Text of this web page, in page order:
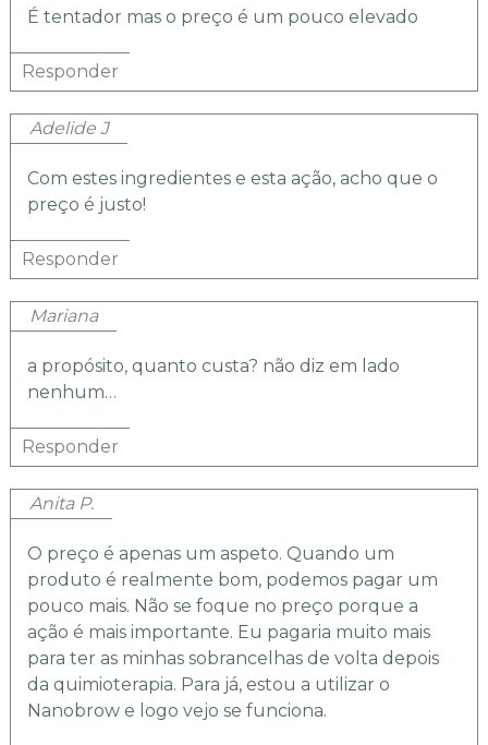
É tentador mas o preço é um pouco elevado
Responder
Adelide J
Com estes ingredientes e esta ação, acho que o
preço é justo!
Responder
Mariana
a propósito, quanto custa? não diz em lado
nenhum…
Responder
Anita P.
O preço é apenas um aspeto. Quando um
produto é realmente bom, podemos pagar um
pouco mais. Não se foque no preço porque a
ação é mais importante. Eu pagaria muito mais
para ter as minhas sobrancelhas de volta depois
da quimioterapia. Para já, estou a utilizar o
Nanobrow e logo vejo se funciona.